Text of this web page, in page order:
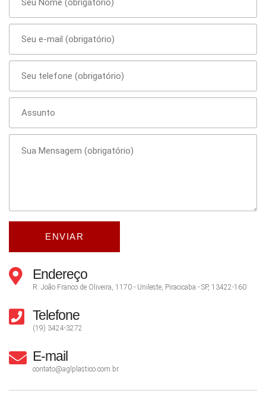
Endereço
R. João Franco de Oliveira, 1170 - Unileste, Piracicaba - SP, 13422-160
Telefone
(19) 3424-3272
E-mail
contato@aglplastico.com.br